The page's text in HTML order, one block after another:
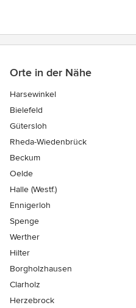
Orte in der Nähe
Harsewinkel
Bielefeld
Gütersloh
Rheda-Wiedenbrück
Beckum
Oelde
Halle (Westf.)
Ennigerloh
Spenge
Werther
Hilter
Borgholzhausen
Clarholz
Herzebrock